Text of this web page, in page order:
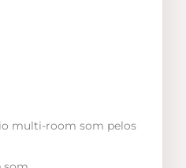
multi-room som pelos